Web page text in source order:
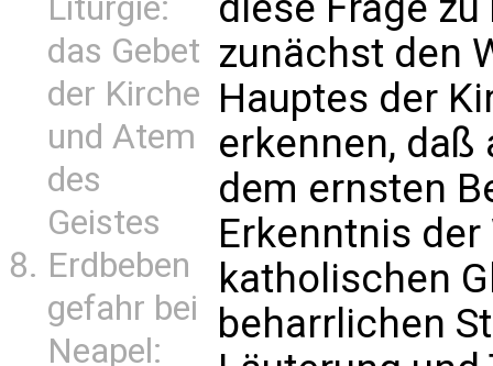
Liturgie:
das Gebet
der Kirche
und Atem
des
Geistes
Erdbeben
gefahr bei
Neapel:
zunächst den
Hauptes der
erkennen,
dem ernsten
Erkenntnis
katholischen
beharrlichen